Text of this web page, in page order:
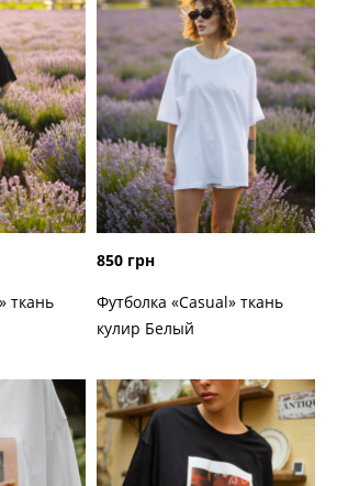
ткань
850 грн
Футболка «Casual» ткань
кулир Белый